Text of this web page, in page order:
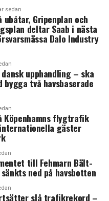
med den
järnmalm och
I jämförelsen med
spelbranschen skiljer sig
och innehållet
viktigt nav med ett stort
har 310
den näst största
och Halland) med 98
till
sedan
ubåtar, Gripenplan och
deltar Saab i nästa
Dalo Industry
upphandling – ska
två havsbaserade
flygtrafik
gäster
till Fehmarn Bält-
ned på havsbotten
slå trafikrekord –